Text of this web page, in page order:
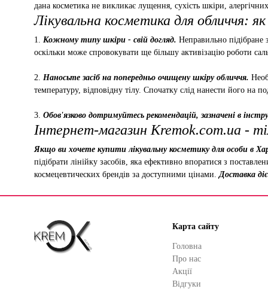
дана косметика не викликає лущення, сухість шкіри,
Лікувальна косметика для обличчя:
1. Кожному типу шкіри - свій догляд. Неправильно
оскільки може спровокувати ще більшу активізацію роботи
2. Наносьте засіб на попередньо очищену шкіру обличчя.
температуру, відповідну тілу. Спочатку слід нанести його на
3. Обов'язково дотримуйтесь рекомендацій, зазначені в
Інтернет-магазин Kremok.com.ua -
Якщо ви хочете купити лікувальну косметику для особи в
підібрати лінійку засобів, яка ефективно впоратися з
космецевтических брендів за доступними цінами. Доставка
Карта сайту
Головна
Про нас
Акції
Відгуки